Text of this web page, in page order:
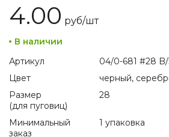
4.00 руб/шт
В наличии
Артикул
04/0-681 #28 B/
Цвет
черный,
Размер
(для пуговиц)
28
Минимальный
заказ
1 упаковка